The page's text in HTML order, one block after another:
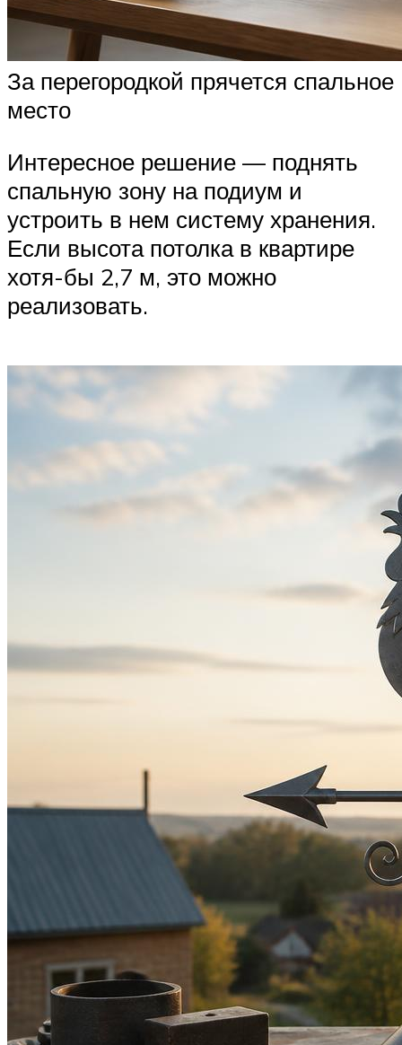
За перегородкой прячется спальное
место
Интересное решение — поднять
спальную зону на подиум и
устроить в нем систему хранения.
Если высота потолка в квартире
хотя-бы 2,7 м, это можно
реализовать.